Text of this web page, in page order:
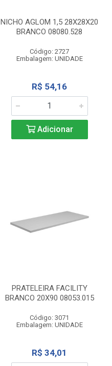
NICHO AGLOM 1,5 28X28X20
BRANCO 08080.528
Código: 2727
Embalagem: UNIDADE
R$ 54,16
Adicionar
PRATELEIRA FACILITY
BRANCO 20X90 08053.015
Código: 3071
Embalagem: UNIDADE
R$ 34,01